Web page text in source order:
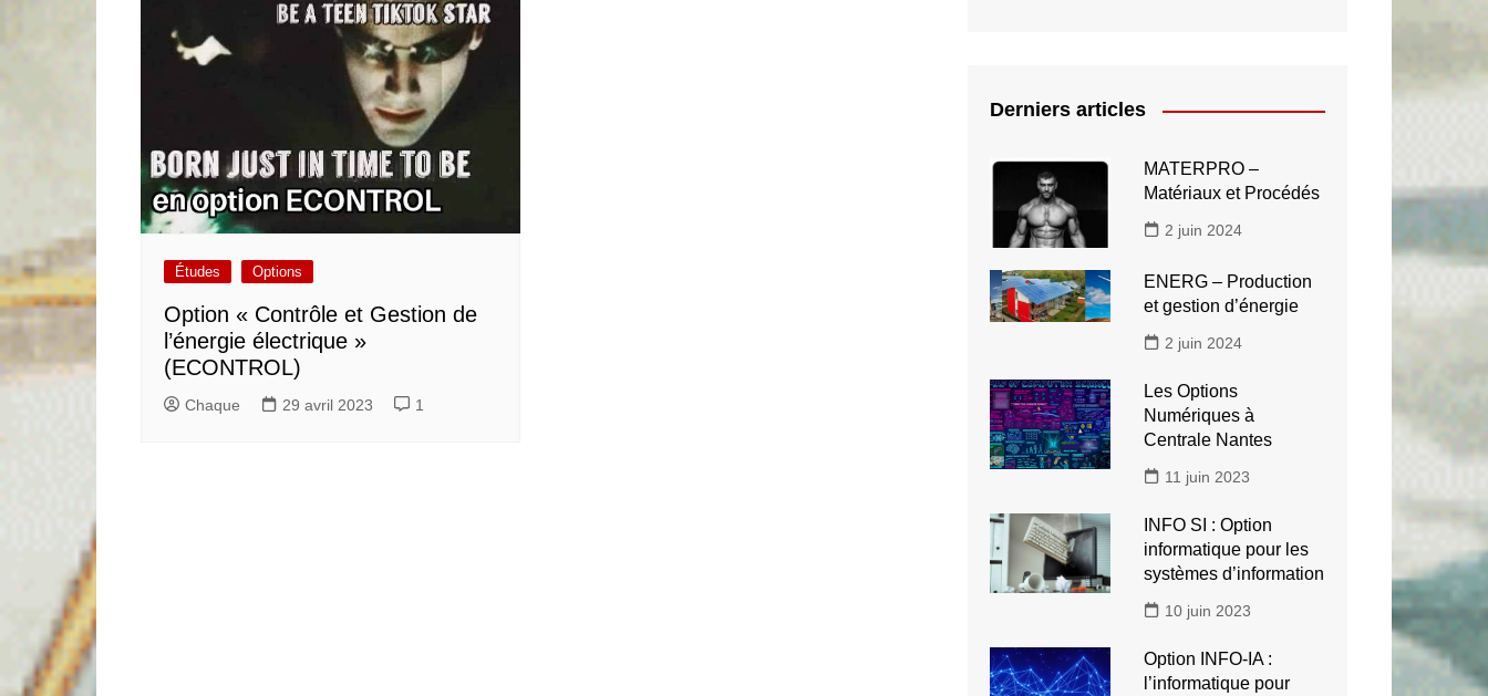
Études Options
Option « Contrôle et Gestion de
l’énergie électrique »
(ECONTROL)
Chaque 29 avril 2023 1
Derniers articles
MATERPRO –
Matériaux et Procédés
2 juin 2024
ENERG – Production
et gestion d’énergie
2 juin 2024
Les Options
Numériques à
Centrale Nantes
11 juin 2023
INFO SI : Option
informatique pour les
systèmes d’information
10 juin 2023
Option INFO-IA :
l’informatique pour